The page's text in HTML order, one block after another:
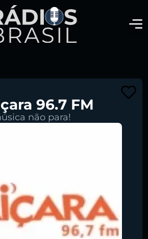
96.7 FM
não para!